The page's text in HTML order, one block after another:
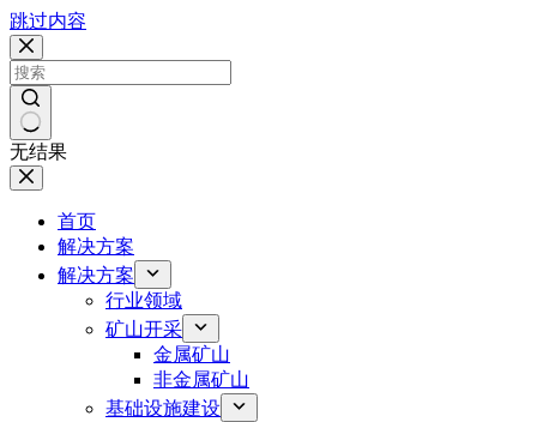
跳过内容
无结果
首页
解决方案
解决方案
行业领域
矿山开采
金属矿山
非金属矿山
基础设施建设